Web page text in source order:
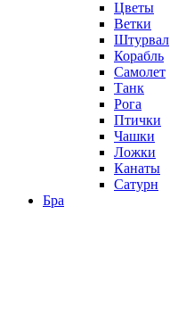
Цветы
Ветки
Штурвал
Корабль
Самолет
Танк
Рога
Птички
Чашки
Ложки
Канаты
Сатурн
Бра